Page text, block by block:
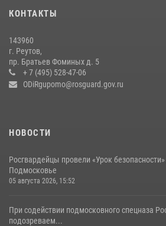
18 июля 2026, 07:03
сотрудников спецподразделений в
препятствий со стрельбой
14 июля 2026, 15:13
КОНТАКТЫ
143960
г. Реутов,
пр. Братьев Фоминых д. 5
+ 7 (495) 528-47-06
ODiRgupomo@rosguard.gov.ru
НОВОСТИ
Росгвардейцы провели «Урок
Подмосковье
05 августа 2026, 15:52
При содействии подмосковного спецназа
подозреваем...